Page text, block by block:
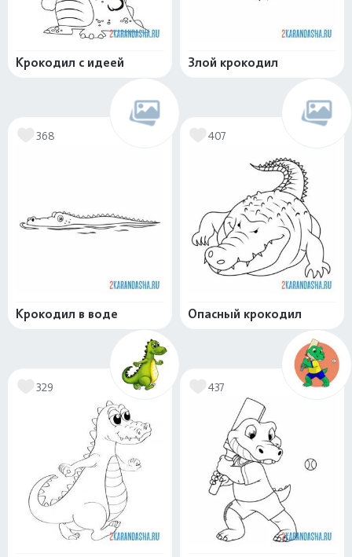
Крокодил с идеей Злой крокодил
368
Крокодил в воде
407
Опасный крокодил
329 437